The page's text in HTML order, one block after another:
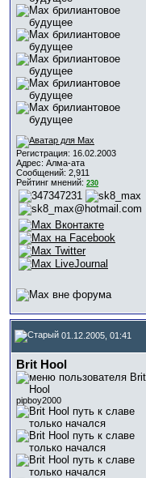
Регистрация: 16.02.2003
Адрес: Алма-ата
Сообщений: 2,911
Рейтинг мнений: 230
01.12.2005, 01:41
Brit Hool
pipboy2000